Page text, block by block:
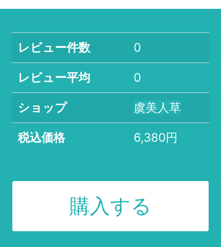
レビュー件数 0
レビュー平均 0
ショップ 虞美人草
税込価格 6,380円
購入する